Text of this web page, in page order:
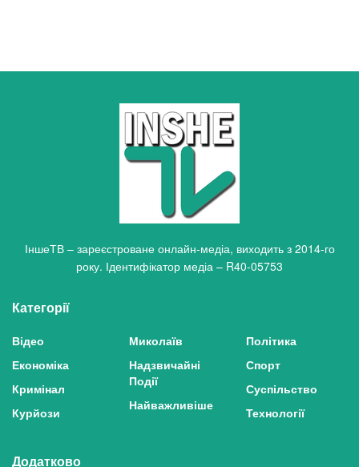
ІншеТВ – зареєстроване онлайн-медіа, виходить з 2014-го
року. Ідентифікатор медіа – R40-05753
Категорії
Відео
Економіка
Кримінал
Курйози
Миколаїв
Надзвичайні
Події
Найважливіше
Політика
Спорт
Суспільство
Технології
Додатково